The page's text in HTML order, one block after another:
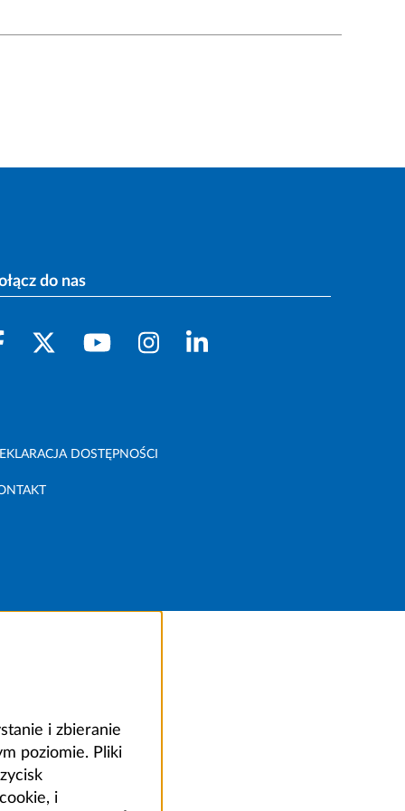
do nas
DOSTĘPNOŚCI
i zbieranie
poziomie. Pliki
i